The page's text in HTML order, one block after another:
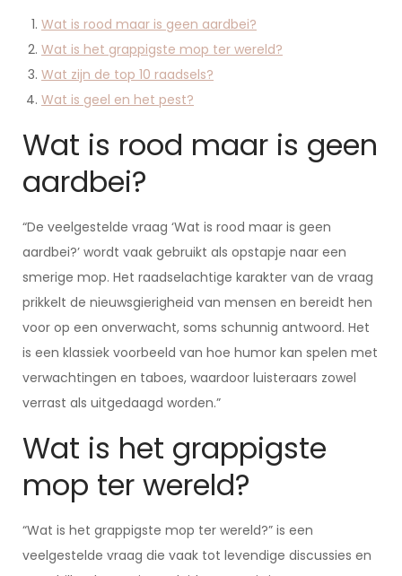
Wat is rood maar is geen aardbei?
Wat is het grappigste mop ter wereld?
Wat zijn de top 10 raadsels?
Wat is geel en het pest?
Wat is rood maar is geen
aardbei?
“De veelgestelde vraag ‘Wat is rood maar is geen
aardbei?’ wordt vaak gebruikt als opstapje naar een
smerige mop. Het raadselachtige karakter van de vraag
prikkelt de nieuwsgierigheid van mensen en bereidt hen
voor op een onverwacht, soms schunnig antwoord. Het
is een klassiek voorbeeld van hoe humor kan spelen met
verwachtingen en taboes, waardoor luisteraars zowel
verrast als uitgedaagd worden.”
Wat is het grappigste
mop ter wereld?
“Wat is het grappigste mop ter wereld?” is een
veelgestelde vraag die vaak tot levendige discussies en